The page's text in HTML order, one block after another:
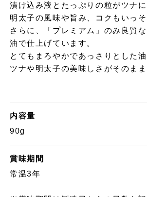
漬け込み液とたっぷりの粒がツナに
明太子の風味や旨み、コクもいっそ
さらに、「プレミアム」のみ良質
油で仕上げています。
とてもまろやかであっさりとした油
ツナや明太子の美味しさがそのまま
内容量
90g
賞味期間
常温3年